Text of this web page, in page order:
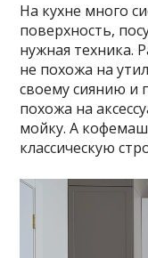
На кухне много
поверхность,
нужная техника.
не похожа на
своему сиянию и
похожа на
мойку. А
классическую